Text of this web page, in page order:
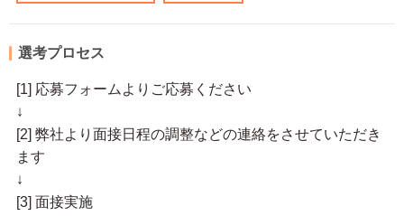
選考プロセス
[1] 応募フォームよりご応募ください
↓
[2] 弊社より面接日程の調整などの連絡をさせていただき
ます
↓
[3] 面接実施